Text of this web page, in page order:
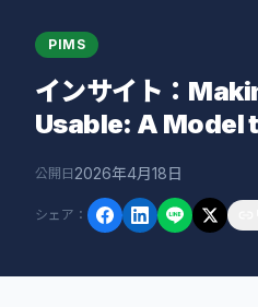
PIMS
インサイト：
Usable: A Model
公開日 2026年4月18日
シェア ：